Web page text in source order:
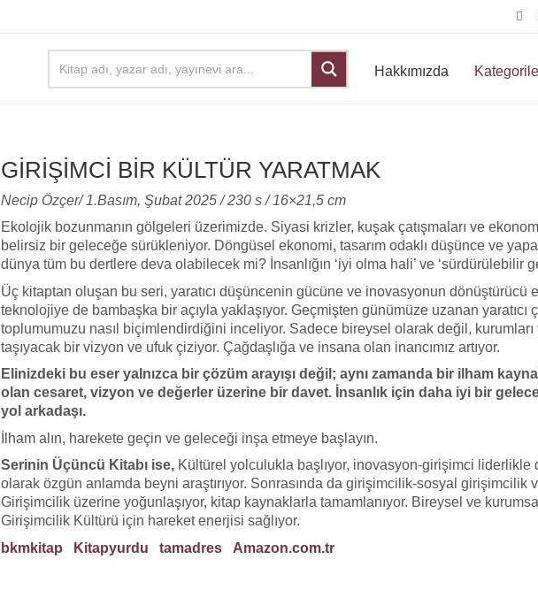
Hakkımızda
GIRIŞIMCI BIR KÜLTÜR YARATMAK
Necip Özçer/1.Basım, Şubat 2025 / 230 s / 16×21,5 cm
Ekolojik bozunmanın gölgeleri üzerimizde. Siyasi krizler, kuşak çatışmaları ve
belirsiz bir geleceğe sürükleniyor. Döngüsel ekonomi, tasarım odaklı düşünce ve
dünya tüm bu dertlere deva olabilecek mi? İnsanlığın ‘iyi olma hali’ ve ‘sürdürülebilir
Üç kitaptan oluşan bu seri, yaratıcı düşüncenin gücüne ve inovasyonun dönüştürücü
teknolojiye de bambaşka bir açıyla yaklaşıyor. Geçmişten günümüze uzanan yaratıcı
toplumumuzu nasıl biçimlendirdiğini inceliyor. Sadece bireysel olarak değil, kurumları
taşıyacak bir vizyon ve ufuk çiziyor. Çağdaşlığa ve insana olan inancımız artıyor.
Elinizdeki bu eser yalnızca bir çözüm arayışı değil; aynı zamanda bir ilham
olan cesaret, vizyon ve değerler üzerine bir davet. İnsanlık için daha iyi bir
yol arkadaşı.
İlham alın, harekete geçin ve geleceği inşa etmeye başlayın.
Serinin Üçüncü Kitabı ise, Kültürel yolculukla başlıyor, inovasyon-girişimci liderlikle
olarak özgün anlamda beyni araştırıyor. Sonrasında da girişimcilik-sosyal girişimcilik
Girişimcilik üzerine yoğunlaşıyor, kitap kaynaklarla tamamlanıyor. Bireysel ve
Girişimcilik Kültürü için hareket enerjisi sağlıyor.
bkmkitap
Kitapyurdu tamadres Amazon.com.tr